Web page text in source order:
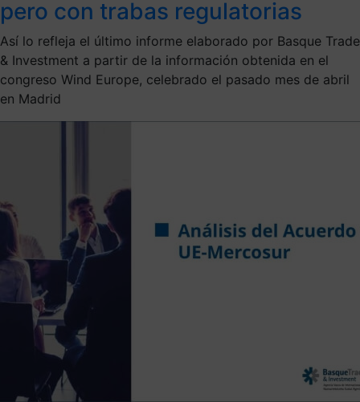
pero con trabas regulatorias
Así lo refleja el último informe elaborado por Basque Trade
& Investment a partir de la información obtenida en el
congreso Wind Europe, celebrado el pasado mes de abril
en Madrid